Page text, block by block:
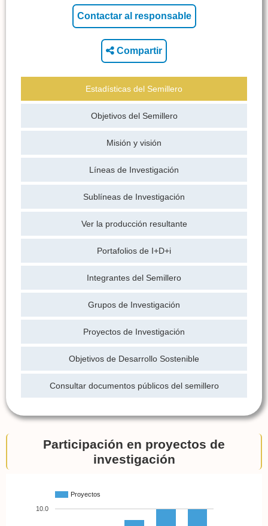
Compartir
Estadísticas del Semillero
Objetivos del Semillero
Misión y visión
Líneas de Investigación
Sublíneas de Investigación
Ver la producción resultante
Portafolios de I+D+i
Integrantes del Semillero
Grupos de Investigación
Proyectos de Investigación
Objetivos de Desarrollo Sostenible
Consultar documentos públicos del semillero
Participación en proyectos de
investigación
Proyectos
10.0